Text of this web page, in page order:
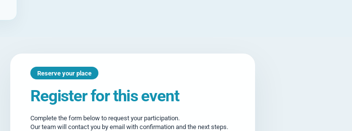
Reserve your place
Register for this event
Complete the form below to request your participation.
Our team will contact you by email with confirmation and the next steps.